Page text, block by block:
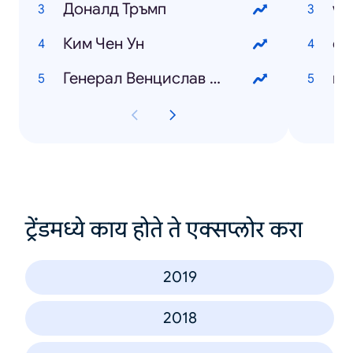
Доналд Тръмп
Ким Чен Ун
Генерал Венцислав Мутафчийски
ट्रेंडमध्ये काय होते ते एक्सप्लोर करा
2019
2018